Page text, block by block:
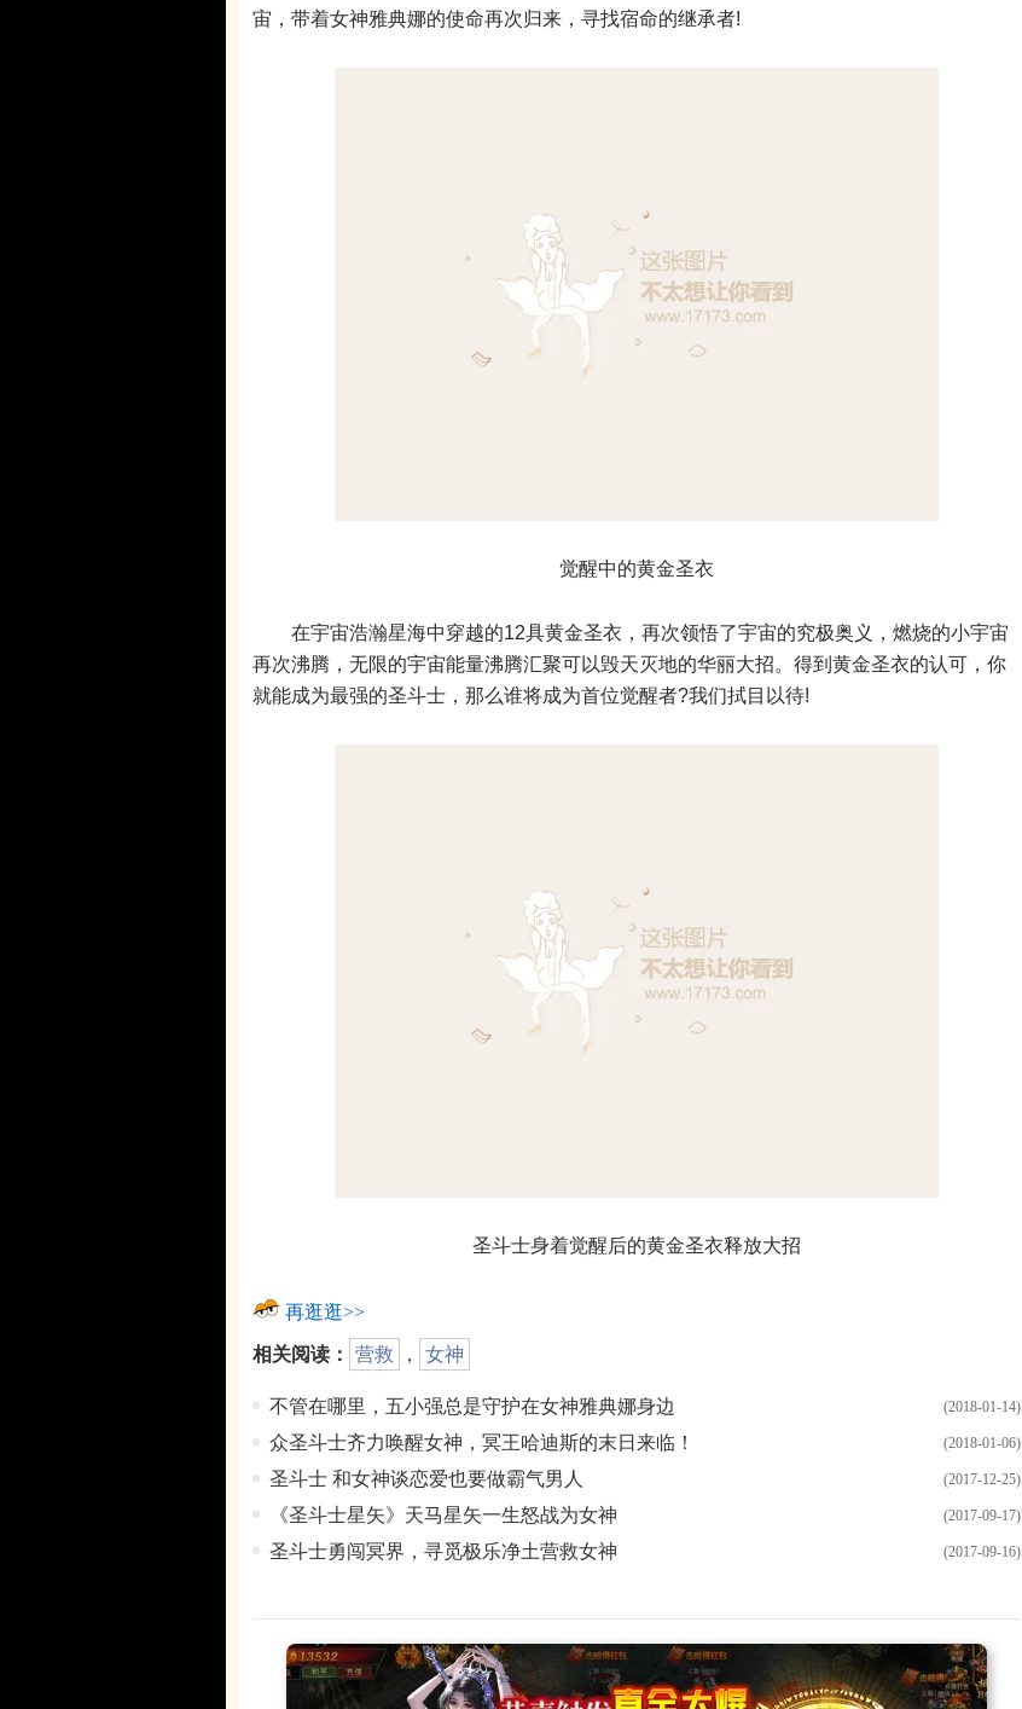
宙，带着女神雅典娜的使命再次归来，寻找宿命的继承者!
觉醒中的黄金圣衣
在宇宙浩瀚星海中穿越的12具黄金圣衣，再次领悟了宇宙的究极奥义，燃烧的小宇宙
再次沸腾，无限的宇宙能量沸腾汇聚可以毁天灭地的华丽大招。得到黄金圣衣的认可，你
就能成为最强的圣斗士，那么谁将成为首位觉醒者?我们拭目以待!
圣斗士身着觉醒后的黄金圣衣释放大招
再逛逛>>
相关阅读： 营救 ， 女神
(2018-01-14)
不管在哪里，五小强总是守护在女神雅典娜身边
(2018-01-06)
众圣斗士齐力唤醒女神，冥王哈迪斯的末日来临！
(2017-12-25)
圣斗士 和女神谈恋爱也要做霸气男人
(2017-09-17)
《圣斗士星矢》天马星矢一生怒战为女神
(2017-09-16)
圣斗士勇闯冥界，寻觅极乐净土营救女神